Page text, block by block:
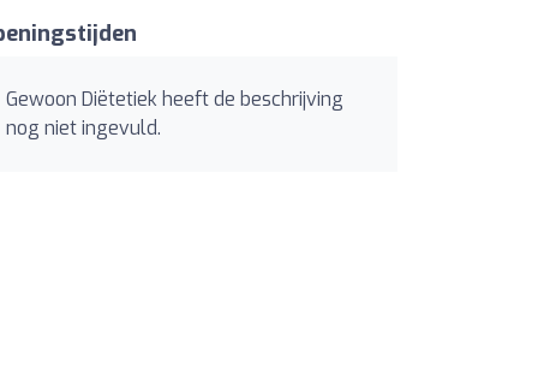
Gewoon Diëtetiek heeft de beschrijving
nog niet ingevuld.